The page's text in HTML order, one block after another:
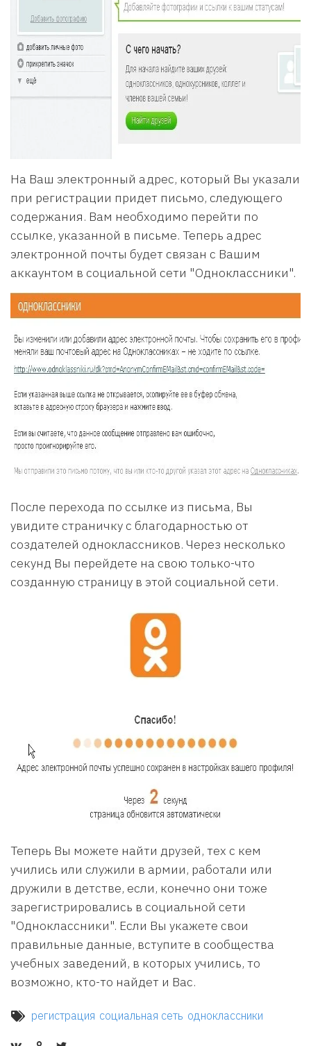
На Ваш электронный адрес, который Вы указали
при регистрации придет письмо, следующего
содержания. Вам необходимо перейти по
ссылке, указанной в письме. Теперь адрес
электронной почты будет связан с Вашим
аккаунтом в социальной сети "Одноклассники".
После перехода по ссылке из письма, Вы
увидите страничку с благодарностью от
создателей одноклассников. Через несколько
секунд Вы перейдете на свою только-что
созданную страницу в этой социальной сети.
Теперь Вы можете найти друзей, тех с кем
учились или служили в армии, работали или
дружили в детстве, если, конечно они тоже
зарегистрировались в социальной сети
"Одноклассники". Если Вы укажете свои
правильные данные, вступите в сообщества
учебных заведений, в которых учились, то
возможно, кто-то найдет и Вас.
регистрация социальная сеть одноклассники